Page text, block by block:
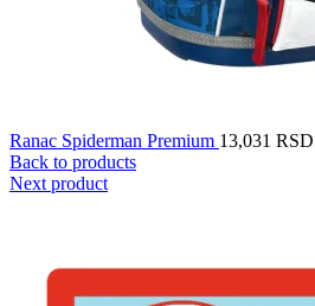
Ranac Spiderman Premium 13,031 RSD
Back to products
Next product